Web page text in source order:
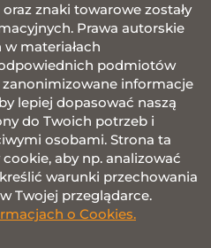
znaki towarowe zostały
Prawa autorskie
materiałach
podmiotów
informacje
lepiej dopasować naszą
do Twoich potrzeb i
osobami. Strona ta
aby np. analizować
warunki przechowania
Twojej przeglądarce.
o Cookies.